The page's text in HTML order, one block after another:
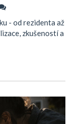
- od rezidenta až
zkušeností a